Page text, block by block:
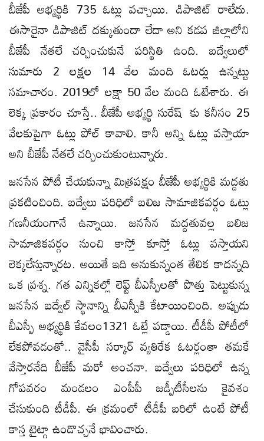
బీజేపీ అభ్యర్థికి 735 ఓట్లు వచ్చాయి. డిపాజిట్ రాలేదు.
ఈసారైనా డిపాజిట్ దక్కుతుందా లేదా అని కడప జిల్లాలోని
బీజేపీ నేతలే చర్చించుకునే పరిస్థితి ఉంది. బద్వేలులో
సుమారు 2 లక్షల 14 వేల మంది ఓటర్లు ఉన్నట్టు
సమాచారం. 2019లో లక్షా 50 వేల మంది ఓటేశారు. ఈ
లెక్క ప్రకారం చూస్తే.. బీజేపీ అభ్యర్థి సురేష్ కు కనీసం 25
వేలకుపైగా ఓట్లు పోల్ కావాలి. కానీ అన్ని ఓట్లు వస్తాయా
అని బీజేపీ నేతలే చర్చించుకుంటున్నారు.
జనసేన పోటీ చేయకున్నా మిత్రపక్షం బీజేపీ అభ్యర్థికి మద్దతు
ప్రకటించింది. బద్వేలు పరిధిలో బలిజ సామాజికవర్గం ఓట్లు
గణనీయంగానే ఉన్నాయి. జనసేన మద్దతువల్ల బలిజ
సామాజికవర్గం నుంచి కాస్తో కూస్తో ఓట్లు వస్తాయని
లెక్కలేస్తున్నారట. అయితే ఇది అనుకున్నంత తేలిక కాదన్నది
ఒక ప్రశ్న. గత ఎన్నికల్లో లెఫ్ట్ బీఎస్పీలతో పొత్తు పెట్టుకున్న
జనసేన బద్వేల్ స్థానాన్ని బీఎస్పీకి కేటాయించింది. అప్పుడు
బీఎస్పీ అభ్యర్థికి కేవలం1321 ఓట్లే పడ్డాయి. టీడీపీ పోటీలో
లేకపోవడంతో.. వైసీపీ సర్కార్ వ్యతిరేక ఓటర్లంతా తమకే
వేస్తారనేది బీజేపీ మరో అంచనా. బద్వేలు పరిధిలో ఉన్న
గోపవరం మండలం ఎంపీపీ జడ్పీటీసీలను కైవశం
చేసుకుంది టీడీపీ. ఈ క్రమంలో టీడీపీ బరిలో ఉంటే పోటీ
కాస్త టైట్గా ఉండొచ్చనే భావించారు.